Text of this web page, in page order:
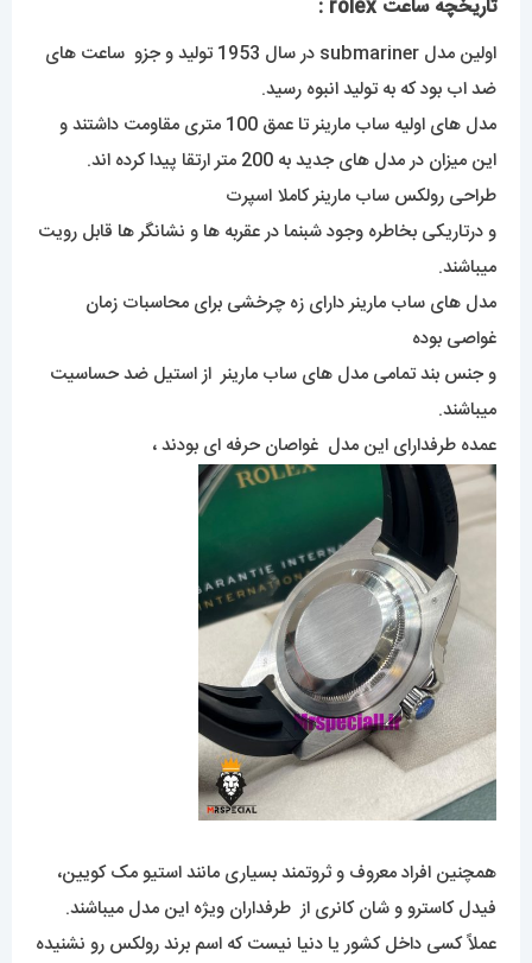
تاریخچه ساعت rolex :
اولین مدل submariner در سال 1953 تولید و جزو ساعت های
ضد اب بود که به تولید انبوه رسید.
مدل های اولیه ساب مارینر تا عمق 100 متری مقاومت داشتند و
این میزان در مدل های جدید به 200 متر ارتقا پیدا کرده اند.
طراحی رولکس ساب مارینر کاملا اسپرت
و درتاریکی بخاطره وجود شبنما در عقربه ها و نشانگر ها قابل رویت
میباشند.
مدل های ساب مارینر دارای زه چرخشی برای محاسبات زمان
غواصی بوده
و جنس بند تمامی مدل های ساب مارینر از استیل ضد حساسیت
میباشند.
عمده طرفدارای این مدل غواصان حرفه ای بودند ،
همچنین افراد معروف و ثروتمند بسیاری مانند استیو مک کویین،
فیدل کاسترو و شان کانری از طرفداران ویژه این مدل میباشند.
عملاً کسی داخل کشور یا دنیا نیست که اسم برند رولکس رو نشنیده